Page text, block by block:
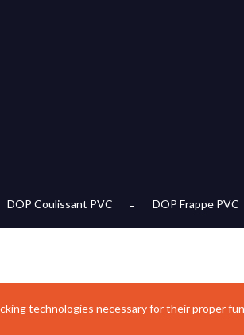
DOP Coulissant PVC DOP Frappe PVC
technologies necessary for their proper